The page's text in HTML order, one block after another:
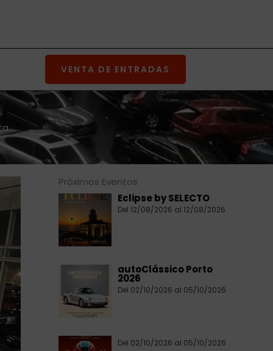
VENTA DE ENTRADAS
Próximos Eventos
Eclipse by SELECTO
Del 12/08/2026 al 12/08/2026
autoClássico Porto
2026
Del 02/10/2026 al 05/10/2026
Del 02/10/2026 al 05/10/2026